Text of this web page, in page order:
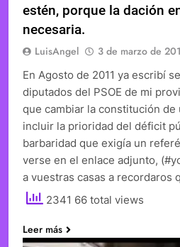
estén, porque la dación
necesaria.
LuisAngel 3 de marzo de
En Agosto de 2011 ya escribí
diputados del PSOE de mi
que cambiar la constitución de
incluir la prioridad del déficit
barbaridad que exigía un
verse en el enlace adjunto,
a vuestras casas a recordaros
2341 66 total views
Leer más